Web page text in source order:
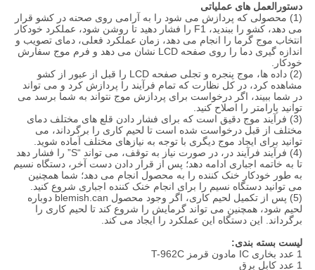
دستورالعمل های عملیاتی
(1) محصولی که پردازش می شود را به آرامی روی صحنه در کشو قرار
می دهد، کشو را ببندید، F1 را فشار دهید تا روشن شود، عملکرد خودکار
انتخاب موج گرما را انجام می دهد، زمان عملکرد فعلی، دمای تصویب و
اندازه گیری دما را روی صفحه LCD نشان می دهد و فرم موج سفارش
خودکار.
(2) داده ها، موج پنجره و تجلی صفحه LCD را قبل از عبور از کشو
مشاهده کرد، در کل نظارت که تمام فرآیند را پردازش کرد و می تواند
در شما ببیند، اگر درخواست برای پردازش موج نتواند به شما برسد می
توانید پارامتر را اصلاح کنید.
(3) فرآیند موج دقیق است که برای فشار دادن قلع های مختلف دمای
مختلف از قبل درخواست شده است تا لحیم کاری را برگرداند، می
توانید برای ایجاد موج دیگری با توجه به نیازهای مختلف آماده شوید.
(4) فرآیند فرآیند در، در صورت نیاز به توقف، می تواند “S” را فشار دهد
تا به خاتمه اجباری ادامه دهد؛ پس از قرار دادن دست آخر، دستگاه نسیم
به طور خودکار خنک کننده را به محصول انجام می دهد؛ شما همچنین
می توانید دستگاه نسیم را برای انجام خنک کننده اجباری شروع کنید.
(5) پس از تکمیل لحیم کاری، اگر وجود محصول blemish.can دوباره
لحیم شود، همچنین می تواند گرمایش را شروع کند تا لحیم کاری را
برگرداند. این دستگاه این عملکرد را ایجاد می کند.
لیست بسته بندی:
1 عدد بخاری IC مادون قرمز T-962C
1 عدد کابل برق